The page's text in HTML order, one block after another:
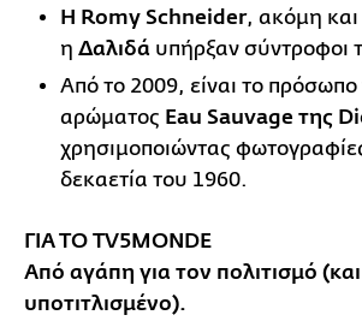
Η Romy Schneider, ακόμη και
η Δαλιδά υπήρξαν σύντροφοι
Από το 2009, είναι το πρόσωπο
αρώματος Eau Sauvage της
χρησιμοποιώντας
δεκαετία του 1960.
ΓΙΑ ΤΟ TV5MONDE
Από αγάπη για τον πολιτισμό (και
υποτιτλισμένο).